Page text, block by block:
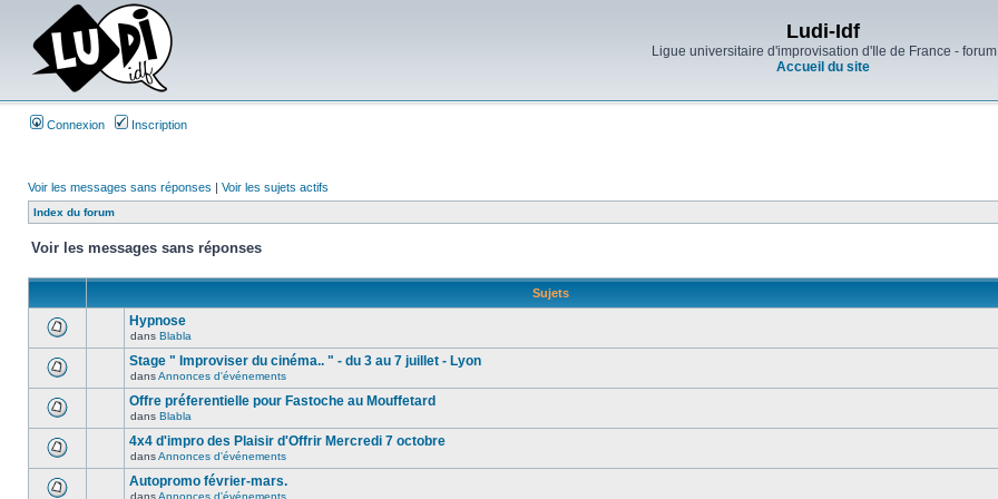
Ludi-Idf
Ligue universitaire d'improvisation d'Ile de France - forum
Accueil du site
Connexion Inscription
Voir les messages sans réponses | Voir les sujets actifs
Index du forum
Voir les messages sans réponses
Sujets
Hypnose
dans Blabla
Stage " Improviser du cinéma.. " - du 3 au 7 juillet - Lyon
dansAnnonces d'événements
Offre préferentielle pour Fastoche au Mouffetard
dans Blabla
4x4 d'impro des Plaisir d'Offrir Mercredi 7 octobre
dansAnnonces d'événements
Autopromo février-mars.
dansAnnonces d'événements